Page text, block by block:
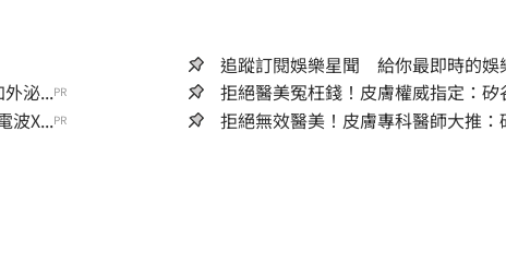
追蹤訂閱娛樂星聞 給你最即時的娛
泌...PR 拒絕醫美冤枉錢！皮膚權威指定：矽
波X...PR 拒絕無效醫美！皮膚專科醫師大推：